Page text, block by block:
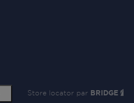
Store locator par BRIDGE